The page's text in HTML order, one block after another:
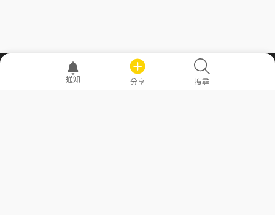
職場透明化運動
通知 分享 搜尋